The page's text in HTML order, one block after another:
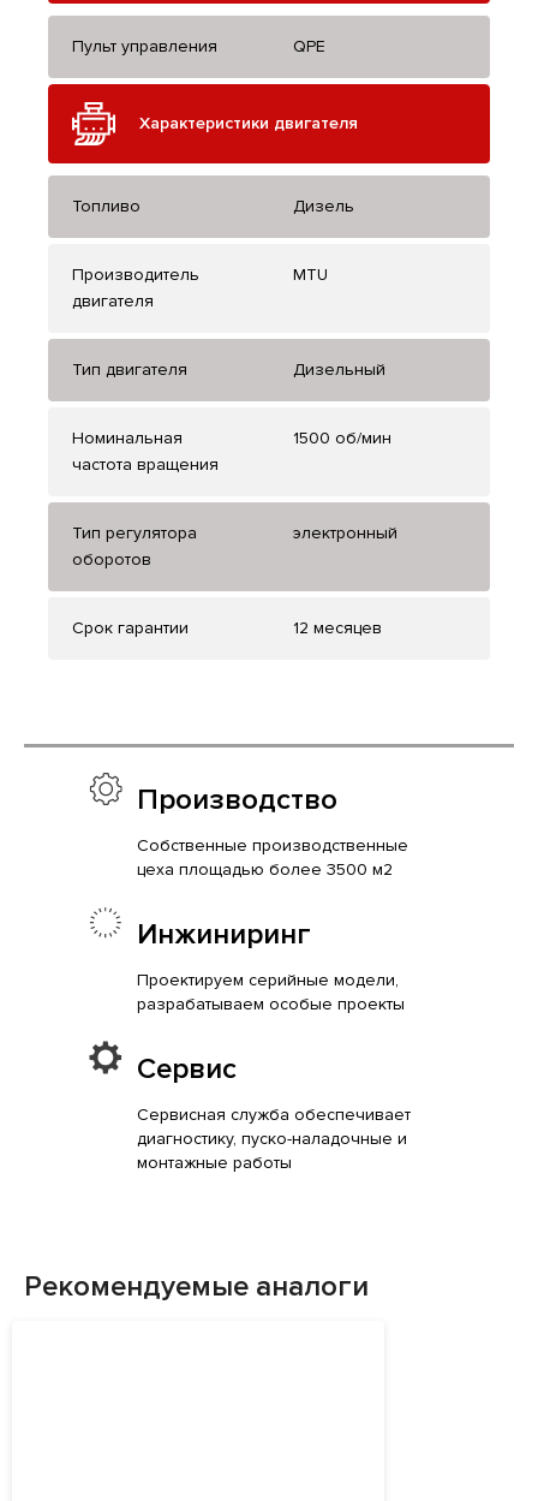
Пульт управления QPE
Характеристики двигателя
Топливо Дизель
Производитель
двигателя
MTU
Тип двигателя Дизельный
Номинальная
частота вращения
1500 об/мин
Тип регулятора
оборотов
электронный
Срок гарантии 12 месяцев
Производство
Собственные производственные
цеха площадью более 3500 м2
Инжиниринг
Проектируем серийные модели,
разрабатываем особые проекты
Сервис
Сервисная служба обеспечивает
диагностику, пуско-наладочные и
монтажные работы
Рекомендуемые аналоги